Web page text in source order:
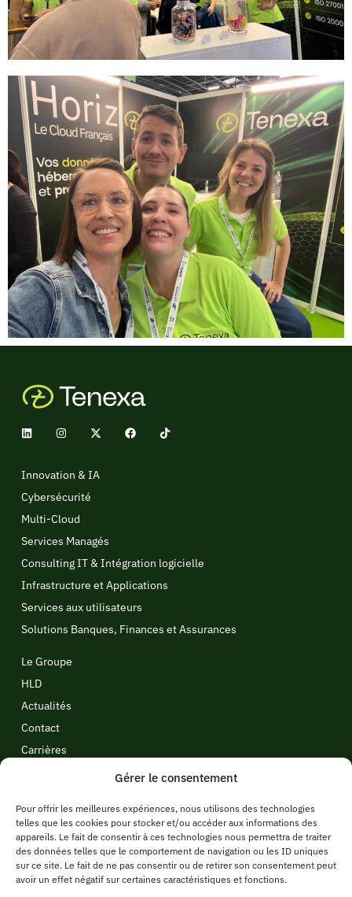
Gérer le consentement
Pour offrir les meilleures expériences, nous utilisons des technologies
telles que les cookies pour stocker et/ou accéder aux informations des
appareils. Le fait de consentir à ces technologies nous permettra de traiter
des données telles que le comportement de navigation ou les ID uniques
sur ce site. Le fait de ne pas consentir ou de retirer son consentement peut
avoir un effet négatif sur certaines caractéristiques et fonctions.
Innovation & IA
Cybersécurité
Multi-Cloud
Services Managés
Consulting IT & Intégration logicielle
Infrastructure et Applications
Services aux utilisateurs
Solutions Banques, Finances et Assurances
Le Groupe
HLD
Actualités
Contact
Carrières
Politique de cookies
Politique candidats
Mentions légales
Blog